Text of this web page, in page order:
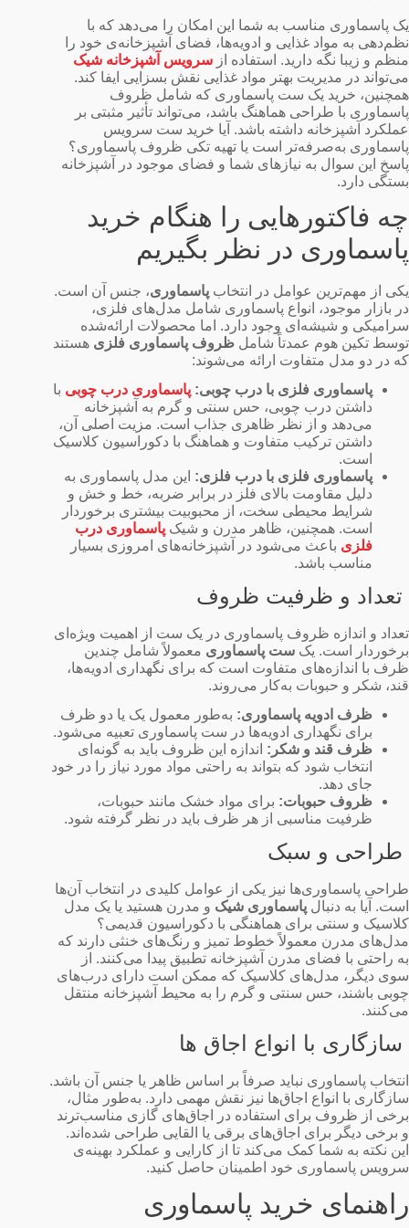
یک پاسماوری مناسب به شما این امکان را می‌دهد که با
نظم‌دهی به مواد غذایی و ادویه‌ها، فضای آشپزخانه‌ی خود را
منظم و زیبا نگه دارید. استفاده از سرویس آشپزخانه شیک
می‌تواند در مدیریت بهتر مواد غذایی نقش بسزایی ایفا کند.
همچنین، خرید یک ست پاسماوری که شامل ظروف
پاسماوری با طراحی هماهنگ باشد، می‌تواند تأثیر مثبتی بر
عملکرد آشپزخانه داشته باشد. آیا خرید ست سرویس
پاسماوری به‌صرفه‌تر است یا تهیه تکی ظروف پاسماوری؟
پاسخ این سوال به نیازهای شما و فضای موجود در آشپزخانه
بستگی دارد.
چه فاکتورهایی را هنگام خرید
پاسماوری در نظر بگیریم
یکی از مهم‌ترین عوامل در انتخاب پاسماوری، جنس آن است.
در بازار موجود، انواع پاسماوری شامل مدل‌های فلزی،
سرامیکی و شیشه‌ای وجود دارد. اما محصولات ارائه‌شده
توسط تکین هوم عمدتاً شامل ظروف پاسماوری فلزی هستند
که در دو مدل متفاوت ارائه می‌شوند:
پاسماوری فلزی با درب چوبی: پاسماوری درب چوبی با
داشتن درب چوبی، حس سنتی و گرم به آشپزخانه
می‌دهد و از نظر ظاهری جذاب است. مزیت اصلی آن،
داشتن ترکیب متفاوت و هماهنگ با دکوراسیون کلاسیک
است.
پاسماوری فلزی با درب فلزی: این مدل پاسماوری به
دلیل مقاومت بالای فلز در برابر ضربه، خط و خش و
شرایط محیطی سخت، از محبوبیت بیشتری برخوردار
است. همچنین، ظاهر مدرن و شیک پاسماوری درب
فلزی باعث می‌شود در آشپزخانه‌های امروزی بسیار
مناسب باشد.
تعداد و ظرفیت ظروف
تعداد و اندازه ظروف پاسماوری در یک ست از اهمیت ویژه‌ای
برخوردار است. یک ست پاسماوری معمولاً شامل چندین
ظرف با اندازه‌های متفاوت است که برای نگهداری ادویه‌ها،
قند، شکر و حبوبات به‌کار می‌روند.
ظرف ادویه پاسماوری: به‌طور معمول یک یا دو ظرف
برای نگهداری ادویه‌ها در ست پاسماوری تعبیه می‌شود.
ظرف قند و شکر: اندازه این ظروف باید به گونه‌ای
انتخاب شود که بتواند به راحتی مواد مورد نیاز را در خود
جای دهد.
ظروف حبوبات: برای مواد خشک مانند حبوبات،
ظرفیت مناسبی از هر ظرف باید در نظر گرفته شود.
طراحی و سبک
طراحی پاسماوری‌ها نیز یکی از عوامل کلیدی در انتخاب آن‌ها
است. آیا به دنبال پاسماوری شیک و مدرن هستید یا یک مدل
کلاسیک و سنتی برای هماهنگی با دکوراسیون قدیمی؟
مدل‌های مدرن معمولاً خطوط تمیز و رنگ‌های خنثی دارند که
به راحتی با فضای مدرن آشپزخانه تطبیق پیدا می‌کنند. از
سوی دیگر، مدل‌های کلاسیک که ممکن است دارای درب‌های
چوبی باشند، حس سنتی و گرم را به محیط آشپزخانه منتقل
می‌کنند.
سازگاری با انواع اجاق‌ ها
انتخاب پاسماوری نباید صرفاً بر اساس ظاهر یا جنس آن باشد.
سازگاری با انواع اجاق‌ها نیز نقش مهمی دارد. به‌طور مثال،
برخی از ظروف برای استفاده در اجاق‌های گازی مناسب‌ترند
و برخی دیگر برای اجاق‌های برقی یا القایی طراحی شده‌اند.
این نکته به شما کمک می‌کند تا از کارایی و عملکرد بهینه‌ی
سرویس پاسماوری خود اطمینان حاصل کنید.
راهنمای خرید پاسماوری